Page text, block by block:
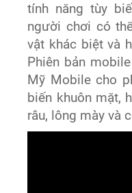
tính năng tùy
người chơi có
vật khác biệt và
Phiên bản
Mỹ Mobile cho
biến khuôn mặt,
râu, lông mày và